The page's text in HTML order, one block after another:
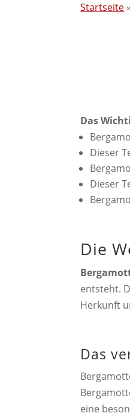
Startseite
Das
Dieser
Dieser
Die
entsteht.
Herkunft
Das
eine